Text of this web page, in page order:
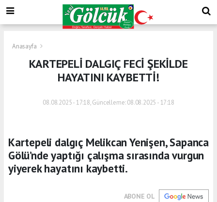
Anasayfa
KARTEPELİ DALGIÇ FECİ ŞEKİLDE
HAYATINI KAYBETTİ!
08.08.2025 - 17:18, Güncelleme: 08.08.2025 - 17:18
Kartepeli dalgıç Melikcan Yenişen, Sapanca
Gölü’nde yaptığı çalışma sırasında vurgun
yiyerek hayatını kaybetti.
ABONE OL